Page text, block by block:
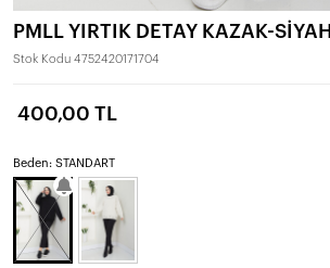
PMLL YIRTIK DETAY KAZAK-SİYAH
Stok Kodu 4752420171704
400,00 TL
Beden: STANDART